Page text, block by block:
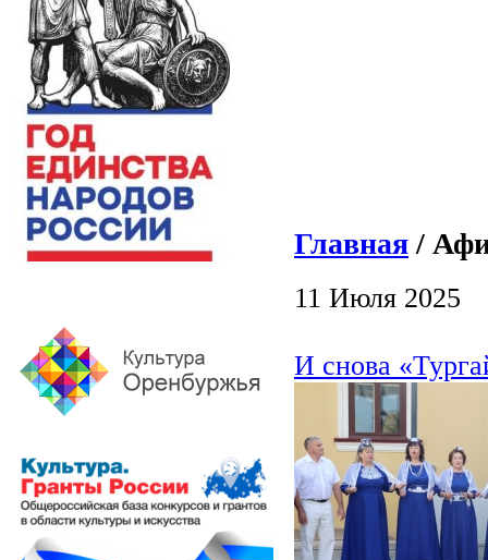
Главная /
11 Июля 2025
И снова